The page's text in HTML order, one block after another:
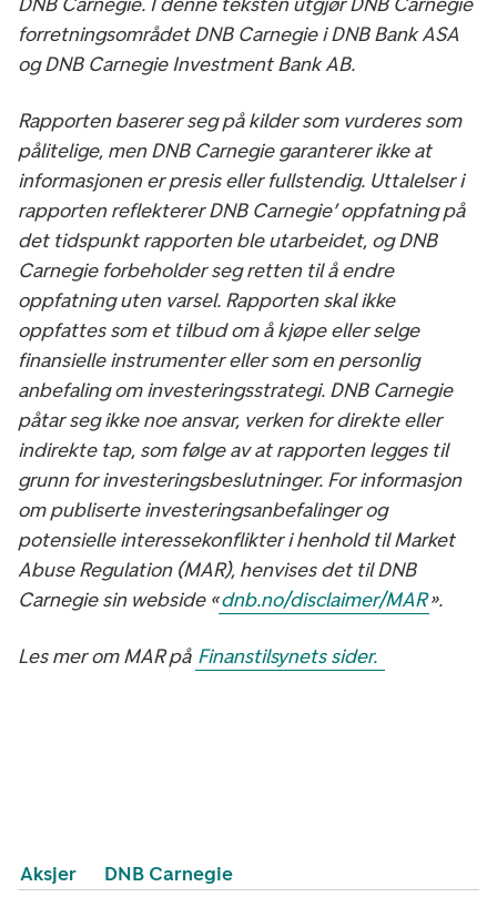
forretningsområdet DNB Carnegie i DNB Bank ASA
og DNB Carnegie Investment Bank AB.
Rapporten baserer seg på kilder som vurderes som
pålitelige, men DNB Carnegie garanterer ikke at
informasjonen er presis eller fullstendig. Uttalelser i
rapporten reflekterer DNB Carnegie’ oppfatning på
det tidspunkt rapporten ble utarbeidet, og DNB
Carnegie forbeholder seg retten til å endre
oppfatning uten varsel. Rapporten skal ikke
oppfattes som et tilbud om å kjøpe eller selge
finansielle instrumenter eller som en personlig
anbefaling om investeringsstrategi. DNB Carnegie
påtar seg ikke noe ansvar, verken for direkte eller
indirekte tap, som følge av at rapporten legges til
grunn for investeringsbeslutninger. For informasjon
om publiserte investeringsanbefalinger og
potensielle interessekonflikter i henhold til Market
Abuse Regulation (MAR), henvises det til DNB
Carnegie sin webside «dnb.no/disclaimer/MAR».
Les mer om MAR på Finanstilsynets sider.
Aksjer DNB Carnegie